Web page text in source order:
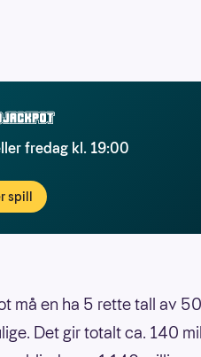
fredag kl. 19:00
spill
må en ha 5 rette tall av
Det gir totalt ca. 140